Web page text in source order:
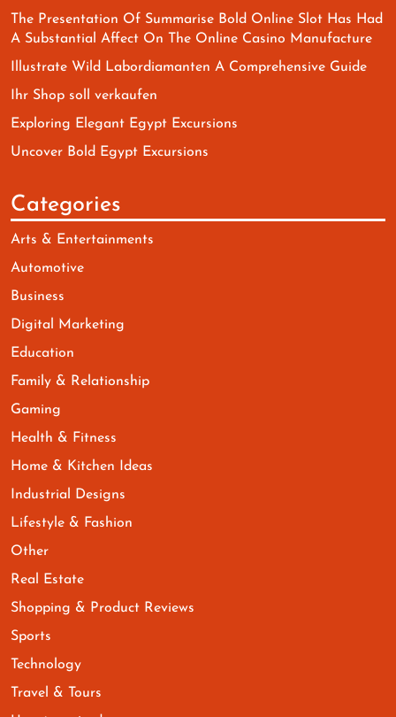
The Presentation Of Summarise Bold Online Slot Has Had
A Substantial Affect On The Online Casino Manufacture
Illustrate Wild Labordiamanten A Comprehensive Guide
Ihr Shop soll verkaufen
Exploring Elegant Egypt Excursions
Uncover Bold Egypt Excursions
Categories
Arts & Entertainments
Automotive
Business
Digital Marketing
Education
Family & Relationship
Gaming
Health & Fitness
Home & Kitchen Ideas
Industrial Designs
Lifestyle & Fashion
Other
Real Estate
Shopping & Product Reviews
Sports
Technology
Travel & Tours